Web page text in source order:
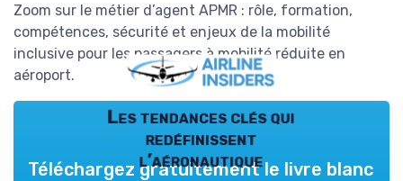
Zoom sur le métier d’agent APMR : rôle, formation,
compétences, sécurité et enjeux de la mobilité
inclusive pour les passagers à mobilité réduite en
aéroport.
Les tendances clés qui
redéfinissent
l’aéronautique
Téléchargez gratuitement le livre blanc